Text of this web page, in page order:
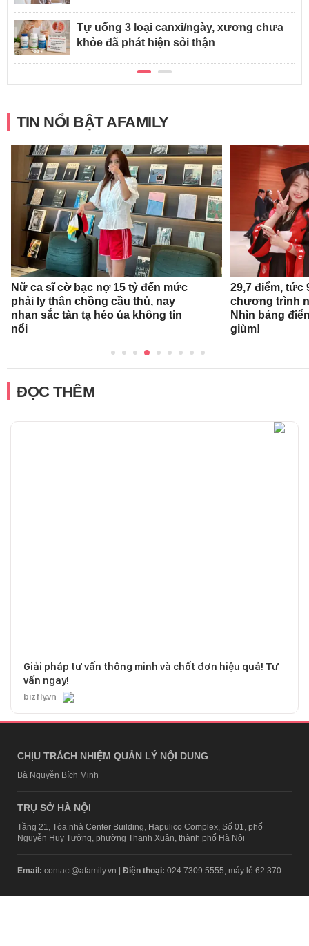
Tự uống 3 loại canxi/ngày, xương chưa
khỏe đã phát hiện sỏi thận
TIN NỔI BẬT AFAMILY
Nữ ca sĩ cờ bạc nợ 15 tỷ đến mức
phải ly thân chồng cầu thủ, nay
nhan sắc tàn tạ héo úa không tin
nổi
29,7 điểm, tức
chương trình
Nhìn bảng
giùm!
ĐỌC THÊM
Giải pháp tư vấn thông minh và chốt đơn hiệu quả! Tư
vấn ngay!
bizfly.vn
CHỊU TRÁCH NHIỆM QUẢN LÝ NỘI DUNG
Bà Nguyễn Bích Minh
TRỤ SỞ HÀ NỘI
Tầng 21, Tòa nhà Center Building, Hapulico Complex, Số 01, phố
Nguyễn Huy Tưởng, phường Thanh Xuân, thành phố Hà Nội
Email: contact@afamily.vn | Điện thoại: 024 7309 5555, máy lẻ 62.370